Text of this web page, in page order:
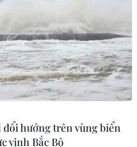
hướng trên vùng biển
vịnh Bắc Bộ